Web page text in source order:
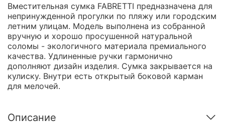
Вместительная сумка FABRETTI предназначена для
непринужденной прогулки по пляжу или городским
летним улицам. Модель выполнена из собранной
вручную и хорошо просушенной натуральной
соломы - экологичного материала премиального
качества. Удлиненные ручки гармонично
дополняют дизайн изделия. Сумка закрывается на
кулиску. Внутри есть открытый боковой карман
для мелочей.
Описание